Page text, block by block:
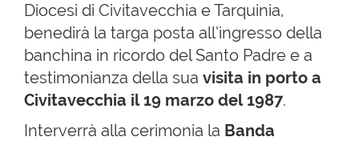
Diocesi di Civitavecchia e Tarquinia,
benedirà la targa posta all’ingresso della
banchina in ricordo del Santo Padre e a
testimonianza della sua visita in porto a
Civitavecchia il 19 marzo del 1987.
Interverrà alla cerimonia la Banda